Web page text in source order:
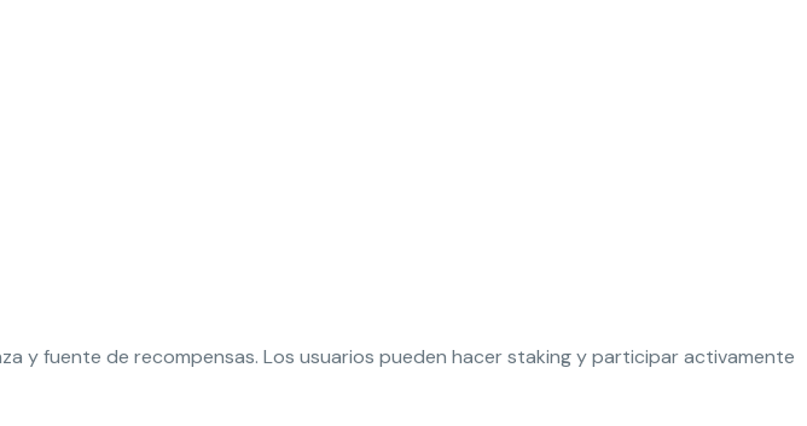
y fuente de recompensas. Los usuarios pueden hacer staking y participar activamente